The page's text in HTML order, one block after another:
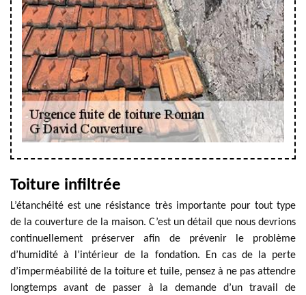
Toiture infiltrée
L’étanchéité est une résistance très importante pour tout type
de la couverture de la maison. C’est un détail que nous devrions
continuellement préserver afin de prévenir le problème
d’humidité à l’intérieur de la fondation. En cas de la perte
d’imperméabilité de la toiture et tuile, pensez à ne pas attendre
longtemps avant de passer à la demande d’un travail de